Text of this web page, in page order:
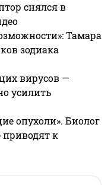
снялся в
Тамара
зодиака
вирусов —
усилить
опухоли». Биолог
приводят к